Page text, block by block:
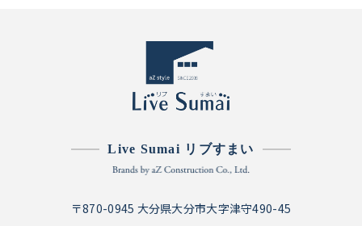
Live Sumai リブすまい
〒870-0945 大分県大分市大字津守490-45